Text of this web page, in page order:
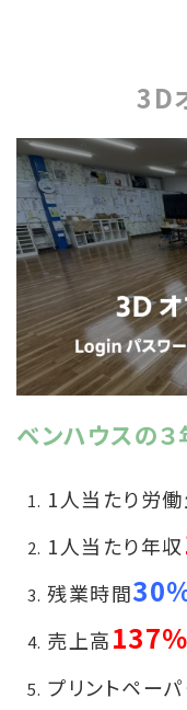
3D
ベンハウスの
1人当たり労
1人当たり年収
残業時間30
売上高137
プリントペー